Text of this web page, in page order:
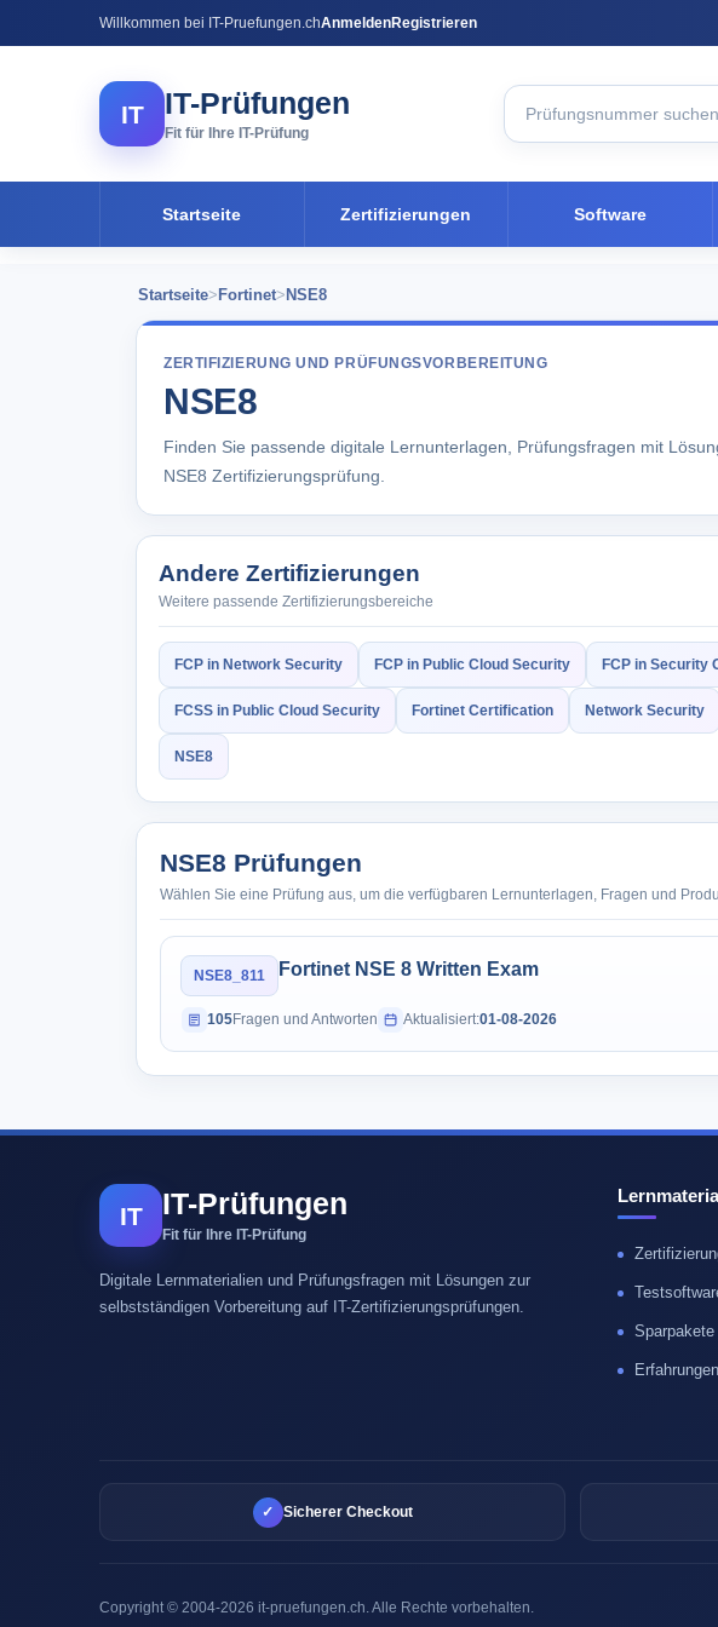
Willkommen bei IT-Pruefungen.chAnmeldenRegistrieren
IT IT-Prüfungen
Fit für Ihre IT-Prüfung
Startseite Zertifizierungen Software
Startseite> Fortinet> NSE8
ZERTIFIZIERUNG UND PRÜFUNGSVORBEREITUNG
NSE8
Finden Sie passende digitale Lernunterlagen, Prüfungsfragen mit
NSE8 Zertifizierungsprüfung.
Andere Zertifizierungen
Weitere passende Zertifizierungsbereiche
FCP in Network Security FCP in Public Cloud Security FCP in Security
FCSS in Public Cloud Security Fortinet Certification Network Security
NSE8
NSE8 Prüfungen
Wählen Sie eine Prüfung aus, um die verfügbaren Lernunterlagen, Fragen und
NSE8_811 Fortinet NSE 8 Written Exam
105Fragen und Antworten Aktualisiert:01-08-2026
IT IT-Prüfungen
Fit für Ihre IT-Prüfung
Digitale Lernmaterialien und Prüfungsfragen mit Lösungen zur
selbstständigen Vorbereitung auf IT-Zertifizierungsprüfungen.
Sparpakete
Erfahrungen
✓ Sicherer Checkout
Copyright © 2004-2026 it-pruefungen.ch. Alle Rechte vorbehalten.